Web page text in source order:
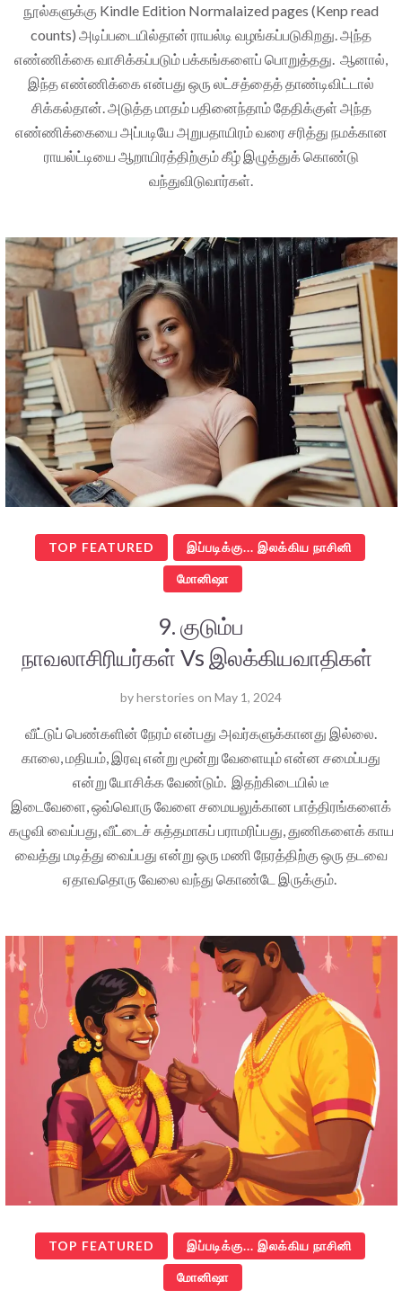
நூல்களுக்கு Kindle Edition Normalaized pages (Kenp read
counts) அடிப்படையில்தான் ராயல்டி வழங்கப்படுகிறது. அந்த
எண்ணிக்கை வாசிக்கப்படும் பக்கங்களைப் பொறுத்தது. ஆனால்,
இந்த எண்ணிக்கை என்பது ஒரு லட்சத்தைத் தாண்டிவிட்டால்
சிக்கல்தான். அடுத்த மாதம் பதினைந்தாம் தேதிக்குள் அந்த
எண்ணிக்கையை அப்படியே அறுபதாயிரம் வரை சரித்து நமக்கான
ராயல்ட்டியை ஆறாயிரத்திற்கும் கீழ் இழுத்துக் கொண்டு
வந்துவிடுவார்கள்.
TOP FEATURED இப்படிக்கு... இலக்கிய நாசினி
மோனிஷா
9. குடும்ப
நாவலாசிரியர்கள் Vs இலக்கியவாதிகள்
byherstories on May 1, 2024
வீட்டுப் பெண்களின் நேரம் என்பது அவர்களுக்கானது இல்லை.
காலை, மதியம், இரவு என்று மூன்று வேளையும் என்ன சமைப்பது
என்று யோசிக்க வேண்டும். இதற்கிடையில் டீ
இடைவேளை, ஒவ்வொரு வேளை சமையலுக்கான பாத்திரங்களைக்
கழுவி வைப்பது, வீட்டைச் சுத்தமாகப் பராமரிப்பது, துணிகளைக் காய
வைத்து மடித்து வைப்பது என்று ஒரு மணி நேரத்திற்கு ஒரு தடவை
ஏதாவதொரு வேலை வந்து கொண்டே இருக்கும்.
TOP FEATURED இப்படிக்கு... இலக்கிய நாசினி
மோனிஷா